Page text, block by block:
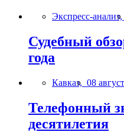
Экспресс-анализ,
Судебный
года
Кавказ, 08
Телефонный
десятилетия